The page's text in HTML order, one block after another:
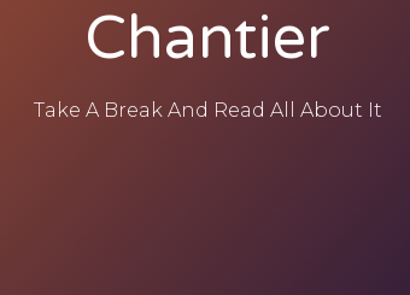
Chantier
Take A Break And Read All About It